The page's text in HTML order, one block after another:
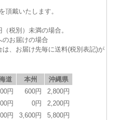
頂戴いたします。
（税別）未満の場合。
のお届けの場合
は、お届け先毎に送料(税別表記)が
道 本州
沖縄県
円 600円
2,800円
円 0円
2,200円
円 3,600円
5,800円